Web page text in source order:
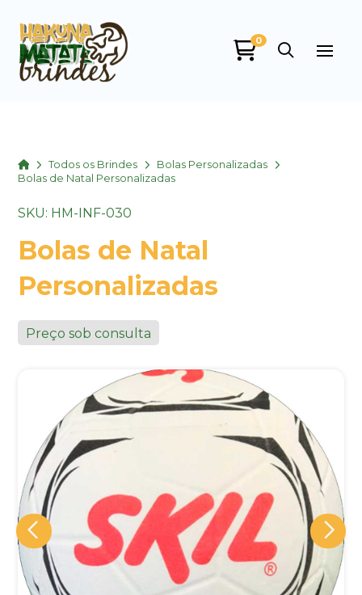
0
HomeTodos os Brindes
Bolas Personalizadas
Bolas de Natal Personalizadas
SKU: HM-INF-030
Bolas de Natal
Personalizadas
Preço sob consulta